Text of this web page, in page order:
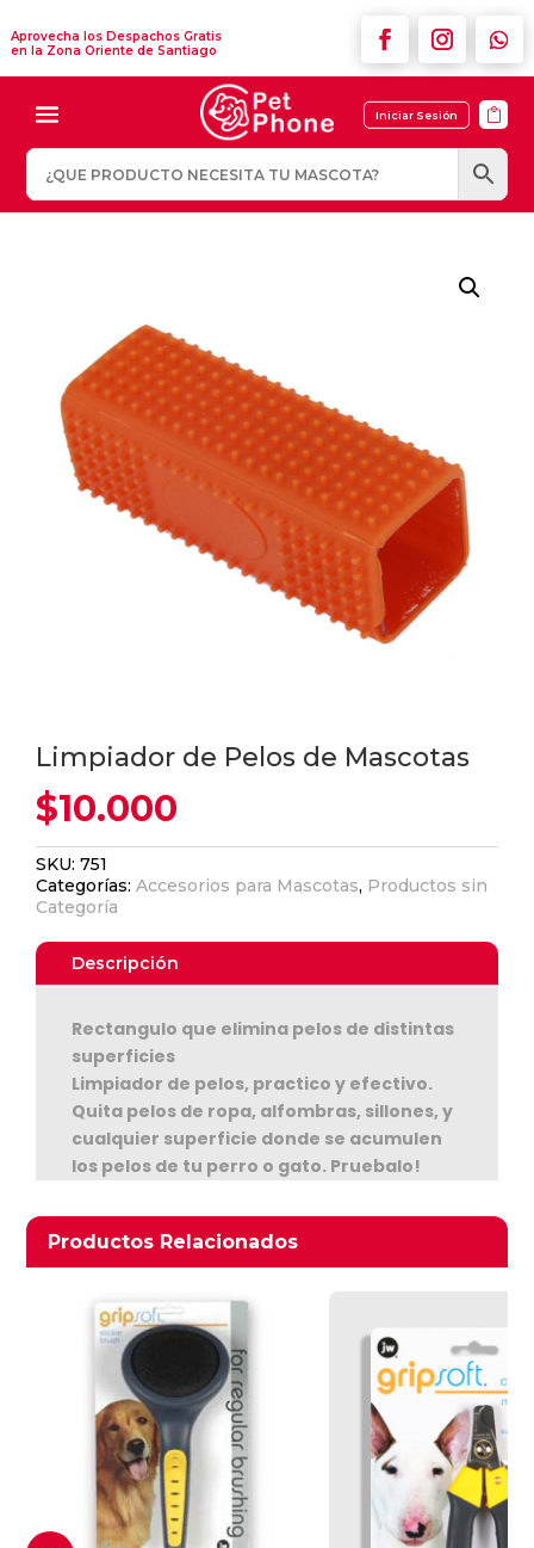
Aprovecha los Despachos Gratis
en la Zona Oriente de Santiago
Iniciar Sesión 
Seguir Comprando
Limpiador de Pelos de Mascotas
$10.000
SKU:751
Categorías:Accesorios para Mascotas, Productos sin
Categoría
Descripción
Rectangulo que elimina pelos de distintas
superficies
Limpiador de pelos, practico y efectivo.
Quita pelos de ropa, alfombras, sillones, y
cualquier superficie donde se acumulen
los pelos de tu perro o gato. Pruebalo!
Productos Relacionados
Productos relacionados